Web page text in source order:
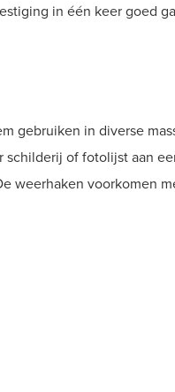
in één keer goed
gebruiken in diverse
of fotolijst aan
weerhaken voorkomen